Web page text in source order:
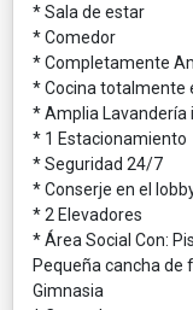
* Sala de estar
* Comedor
* Completamente
* Cocina totalmente
* Amplia Lavandería
* 1 Estacionamiento
* Seguridad 24/7
* Conserje en el
* 2 Elevadores
* Área Social Con:
Pequeña cancha de
Gimnasia